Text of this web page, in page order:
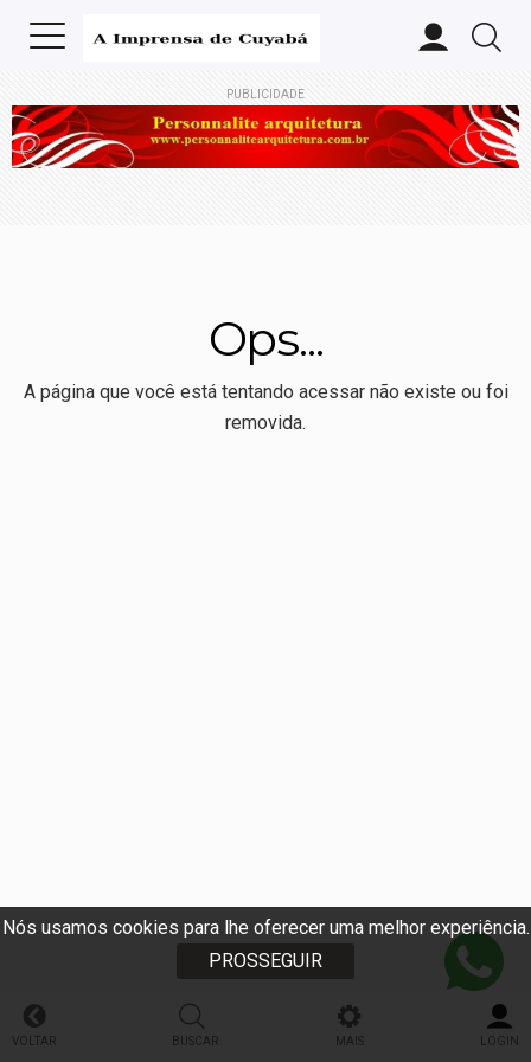
Nós usamos cookies para lhe oferecer uma melhor experiência.
PROSSEGUIR
PUBLICIDADE
Ops...
A página que você está tentando acessar não existe ou foi
removida.
VOLTAR BUSCAR MAIS LOGIN